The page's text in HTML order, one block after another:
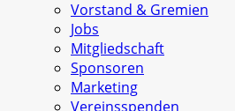
Vorstand & Gremien
Jobs
Mitgliedschaft
Sponsoren
Marketing
Vereinsspenden